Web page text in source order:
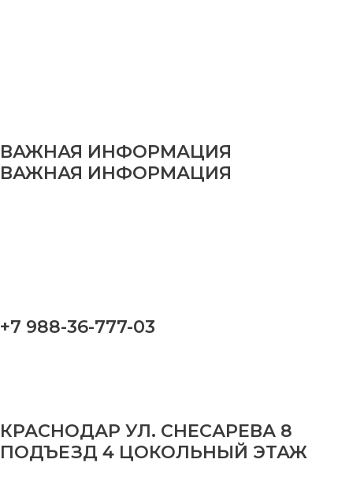
ВАЖНАЯ ИНФОРМАЦИЯ
ВАЖНАЯ ИНФОРМАЦИЯ
+7 988-36-777-03
КРАСНОДАР УЛ. СНЕСАРЕВА 8
ПОДЪЕЗД 4 ЦОКОЛЬНЫЙ ЭТАЖ